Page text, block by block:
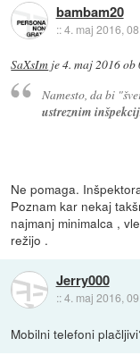
bambam20
::4. maj 2016,
SaXsIm je4. maj 2016 ob
Namesto, da bi
ustreznim
Ne pomaga.
Poznam kar nekaj
najmanj minimalca ,
režijo .
Jerry000
::4. maj 2016,
Mobilni telefoni